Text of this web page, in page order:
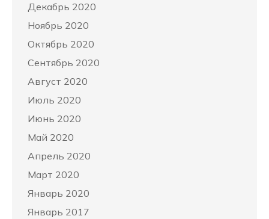
Декабрь 2020
Ноябрь 2020
Октябрь 2020
Сентябрь 2020
Август 2020
Июль 2020
Июнь 2020
Май 2020
Апрель 2020
Март 2020
Январь 2020
Январь 2017